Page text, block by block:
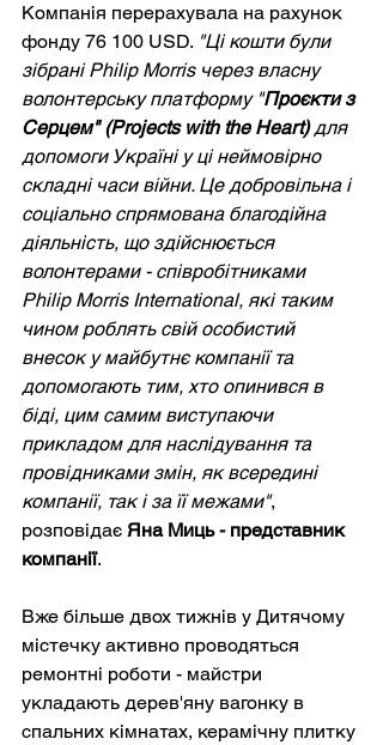
Компанія перерахувала на рахунок
фонду 76 100 USD. "Ці кошти були
зібрані Philip Morris через власну
волонтерську платформу "Проєкти з
Серцем" (Projects with the Heart) для
допомоги Україні у ці неймовірно
складні часи війни. Це добровільна і
соціально спрямована благодійна
діяльність, що здійснюється
волонтерами - співробітниками
Philip Morris International, які таким
чином роблять свій особистий
внесок у майбутнє компанії та
допомогають тим, хто опинився в
біді, цим самим виступаючи
прикладом для наслідування та
провідниками змін, як всередині
компанії, так і за її межами",
розповідає Яна Миць - представник
компанії.
Вже більше двох тижнів у Дитячому
містечку активно проводяться
ремонтні роботи - майстри
укладають дерев'яну вагонку в
спальних кімнатах, керамічну плитку